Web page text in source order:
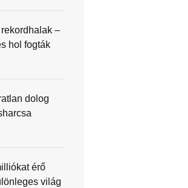
–
hol fogták
dolog
érő
világ